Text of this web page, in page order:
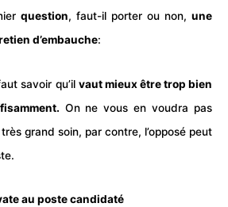
question, faut-il porter ou non, une
d’embauche:
savoir qu’il vaut mieux être trop bien
On ne vous en voudra pas
grand soin, par contre, l’opposé peut
au poste candidaté